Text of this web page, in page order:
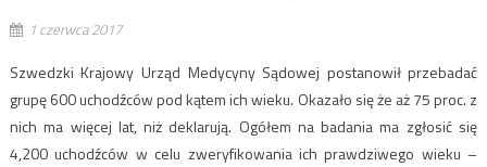
1 czerwca 2017
Szwedzki Krajowy Urząd Medycyny Sądowej postanowił przebadać
grupę 600 uchodźców pod kątem ich wieku. Okazało się że aż 75 proc. z
nich ma więcej lat, niż deklarują. Ogółem na badania ma zgłosić się
4,200 uchodźców w celu zweryfikowania ich prawdziwego wieku –